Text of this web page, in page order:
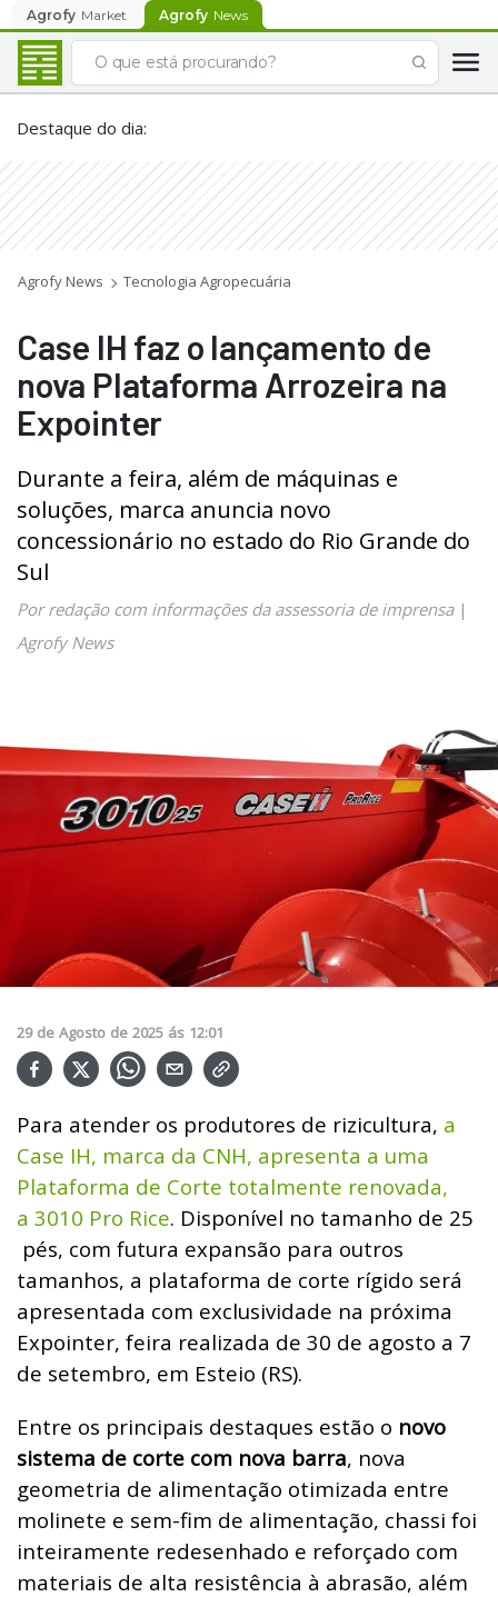
Agrofy Market Agrofy News
Destaque do dia:
Agrofy News Tecnologia Agropecuária
Case IH faz o lançamento de
nova Plataforma Arrozeira na
Expointer
Durante a feira, além de máquinas e
soluções, marca anuncia novo
concessionário no estado do Rio Grande do
Sul
Por redação com informações da assessoria de imprensa|
Agrofy News
29 de Agosto de 2025 ás 12:01
Para atender os produtores de rizicultura, a
Case IH, marca da CNH, apresenta a uma
Plataforma de Corte totalmente renovada,
a 3010 Pro Rice. Disponível no tamanho de 25
pés, com futura expansão para outros
tamanhos, a plataforma de corte rígido será
apresentada com exclusividade na próxima
Expointer, feira realizada de 30 de agosto a 7
de setembro, em Esteio (RS).
Entre os principais destaques estão o novo
sistema de corte com nova barra, nova
geometria de alimentação otimizada entre
molinete e sem-fim de alimentação, chassi foi
inteiramente redesenhado e reforçado com
materiais de alta resistência à abrasão, além